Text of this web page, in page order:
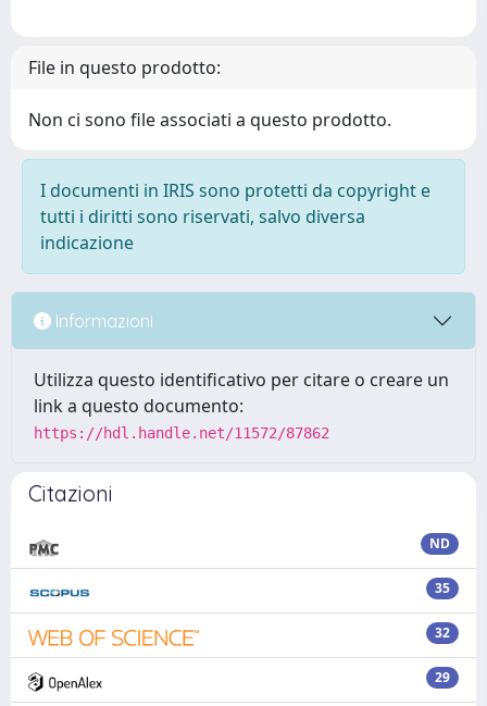
File in questo prodotto:
Non ci sono file associati a questo prodotto.
I documenti in IRIS sono protetti da copyright e
tutti i diritti sono riservati, salvo diversa
indicazione
Informazioni
Utilizza questo identificativo per citare o creare un
link a questo documento:
https://hdl.handle.net/11572/87862
Citazioni
ND
35
32
29